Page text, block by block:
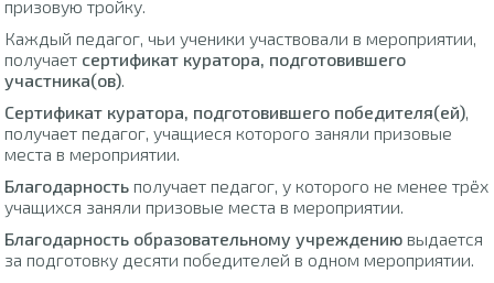
призовую тройку.
Каждый педагог, чьи ученики участвовали в мероприятии,
получает сертификат куратора, подготовившего
участника(ов)
Сертификат куратора, подготовившего победителя(ей)
получает педагог, учащиеся которого заняли призовые
места в мероприятии.
Благодарность получает педагог, у которого не менее трёх
учащихся заняли призовые места в мероприятии.
Благодарность образовательному учреждению выдается
за подготовку десяти победителей в одном мероприятии.